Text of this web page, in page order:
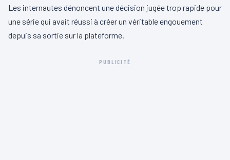
Les internautes dénoncent une décision jugée trop rapide pour
une série qui avait réussi à créer un véritable engouement
depuis sa sortie sur la plateforme.
PUBLICITÉ